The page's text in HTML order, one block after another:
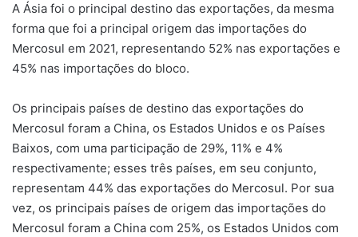
A Ásia foi o principal destino das exportações, da mesma
forma que foi a principal origem das importações do
Mercosul em 2021, representando 52% nas exportações e
45% nas importações do bloco.
Os principais países de destino das exportações do
Mercosul foram a China, os Estados Unidos e os Países
Baixos, com uma participação de 29%, 11% e 4%
respectivamente; esses três países, em seu conjunto,
representam 44% das exportações do Mercosul. Por sua
vez, os principais países de origem das importações do
Mercosul foram a China com 25%, os Estados Unidos com